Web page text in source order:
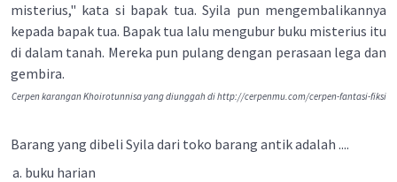
misterius," kata si bapak tua. Syila pun mengembalikannya
kepada bapak tua. Bapak tua lalu mengubur buku misterius itu
di dalam tanah. Mereka pun pulang dengan perasaan lega dan
gembira.
Cerpen karangan Khoirotunnisa yang diunggah di http://cerpenmu.com/cerpen-fantasi-fiksi
Barang yang dibeli Syila dari toko barang antik adalah ....
buku harian